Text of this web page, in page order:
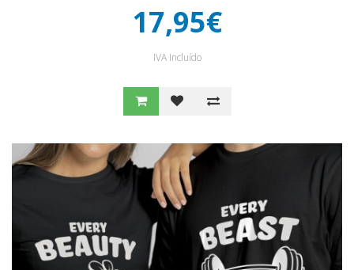
17,95€
IVA Incluído